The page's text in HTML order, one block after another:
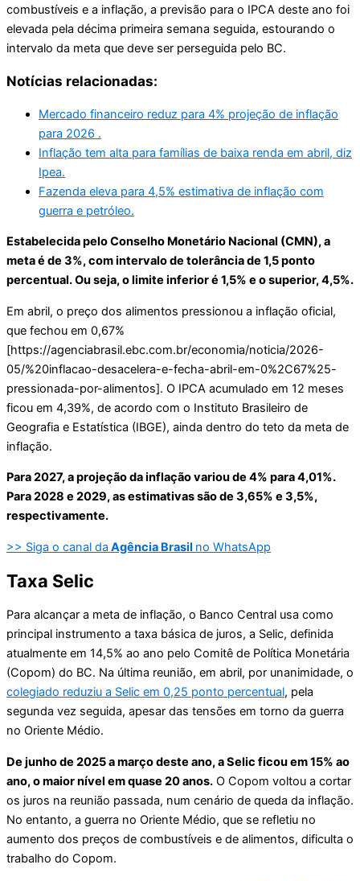
combustíveis e a inflação, a previsão para o IPCA deste ano foi
elevada pela décima primeira semana seguida, estourando o
intervalo da meta que deve ser perseguida pelo BC.
Notícias relacionadas:
Mercado financeiro reduz para 4% projeção de inflação
para 2026 .
Inflação tem alta para famílias de baixa renda em abril, diz
Ipea.
Fazenda eleva para 4,5% estimativa de inflação com
guerra e petróleo.
Estabelecida pelo Conselho Monetário Nacional (CMN), a
meta é de 3%, com intervalo de tolerância de 1,5 ponto
percentual. Ou seja, o limite inferior é 1,5% e o superior, 4,5%.
Em abril, o preço dos alimentos pressionou a inflação oficial,
que fechou em 0,67%
[https://agenciabrasil.ebc.com.br/economia/noticia/2026-
05/%20inflacao-desacelera-e-fecha-abril-em-0%2C67%25-
pressionada-por-alimentos]. O IPCA acumulado em 12 meses
ficou em 4,39%, de acordo com o Instituto Brasileiro de
Geografia e Estatística (IBGE), ainda dentro do teto da meta de
inflação.
Para 2027, a projeção da inflação variou de 4% para 4,01%.
Para 2028 e 2029, as estimativas são de 3,65% e 3,5%,
respectivamente.
>> Siga o canal da Agência Brasil no WhatsApp
Taxa Selic
Para alcançar a meta de inflação, o Banco Central usa como
principal instrumento a taxa básica de juros, a Selic, definida
atualmente em 14,5% ao ano pelo Comitê de Política Monetária
(Copom) do BC. Na última reunião, em abril, por unanimidade, o
colegiado reduziu a Selic em 0,25 ponto percentual, pela
segunda vez seguida, apesar das tensões em torno da guerra
no Oriente Médio.
De junho de 2025 a março deste ano, a Selic ficou em 15% ao
ano, o maior nível em quase 20 anos. O Copom voltou a cortar
os juros na reunião passada, num cenário de queda da inflação.
No entanto, a guerra no Oriente Médio, que se refletiu no
aumento dos preços de combustíveis e de alimentos, dificulta o
trabalho do Copom.